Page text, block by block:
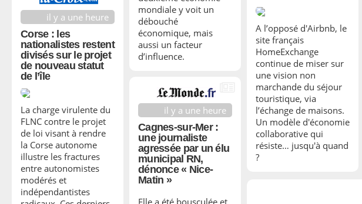
mondiale y voit un
débouché
économique, mais
aussi un facteur
d’influence.
A l’opposé d'Airbnb, le
site français
HomeExchange
continue de miser sur
une vision non
marchande du séjour
touristique, via
l’échange de maisons.
Un modèle d'économie
collaborative qui
résiste… jusqu'à quand
?
il y a une heure
Corse : les
nationalistes restent
divisés sur le projet
de nouveau statut
de l’île
La charge virulente du
FLNC contre le projet
de loi visant à rendre
la Corse autonome
illustre les fractures
entre autonomistes
modérés et
indépendantistes
il y a une heure
Cagnes-sur-Mer :
une journaliste
agressée par un élu
municipal RN,
dénonce « Nice-
Matin »